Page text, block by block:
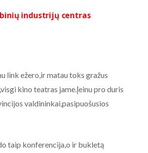
industrijų centras
link ežero,ir matau toks gražus
kino teatras jame.Įeinu pro duris
valdininkai,pasipuošusios
taip konferencija,o ir bukletą